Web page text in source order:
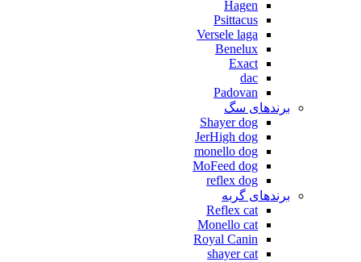
Hagen
Psittacus
Versele laga
Benelux
Exact
dac
Padovan
برندهای سگ
Shayer dog
JerHigh dog
monello dog
MoFeed dog
reflex dog
برندهای گربه
Reflex cat
Monello cat
Royal Canin
shayer cat